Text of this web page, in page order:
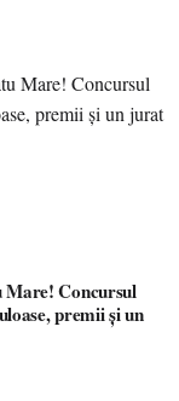
premii și un